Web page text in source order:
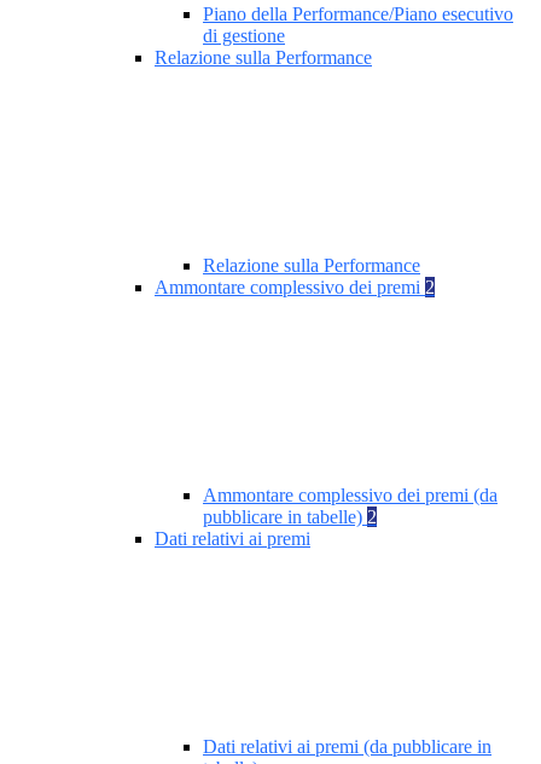
Piano della Performance/Piano esecutivo
di gestione
Relazione sulla Performance
Relazione sulla Performance
Ammontare complessivo dei premi 2
Ammontare complessivo dei premi (da
pubblicare in tabelle) 2
Dati relativi ai premi
Dati relativi ai premi (da pubblicare in